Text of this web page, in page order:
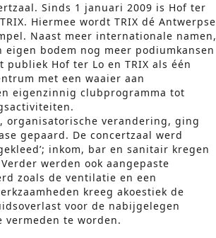
Sinds 1 januari 2009 is Hof ter
Hiermee wordt TRIX dé Antwerpse
Naast meer internationale namen,
bodem nog meer podiumkansen
Hof ter Lo en TRIX als één
met een waaier aan
eigenzinnig clubprogramma tot
organisatorische verandering, ging
gepaard. De concertzaal werd
inkom, bar en sanitair kregen
werden ook aangepaste
zoals de ventilatie en een
kreeg akoestiek de
voor de nabijgelegen
vermeden te worden.